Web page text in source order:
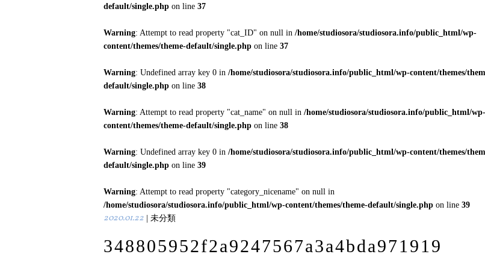
default/single.php on line 37
Warning: Attempt to read property "cat_ID" on null in /home/studiosora/studiosora.info/public_html/wp-
content/themes/theme-default/single.php on line 37
Warning: Undefined array key 0 in /home/studiosora/studiosora.info/public_html/wp-content/themes/
default/single.php on line 38
Warning: Attempt to read property "cat_name" on null in /home/studiosora/studiosora.info/public_html/wp-
content/themes/theme-default/single.php on line 38
Warning: Undefined array key 0 in /home/studiosora/studiosora.info/public_html/wp-content/themes/
default/single.php on line 39
Warning: Attempt to read property "category_nicename" on null in
/home/studiosora/studiosora.info/public_html/wp-content/themes/theme-default/single.php on line 39
2020.01.22 | 未分類
348805952f2a9247567a3a4bda971919